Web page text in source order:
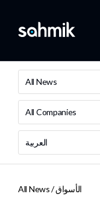
All News
All Companies
العربية
All News /الأسواق